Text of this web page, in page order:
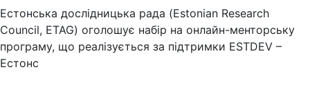
Естонська дослідницька рада (Estonian Research
Council, ETAG) оголошує набір на онлайн-менторську
програму, що реалізується за підтримки ESTDEV –
Естонс